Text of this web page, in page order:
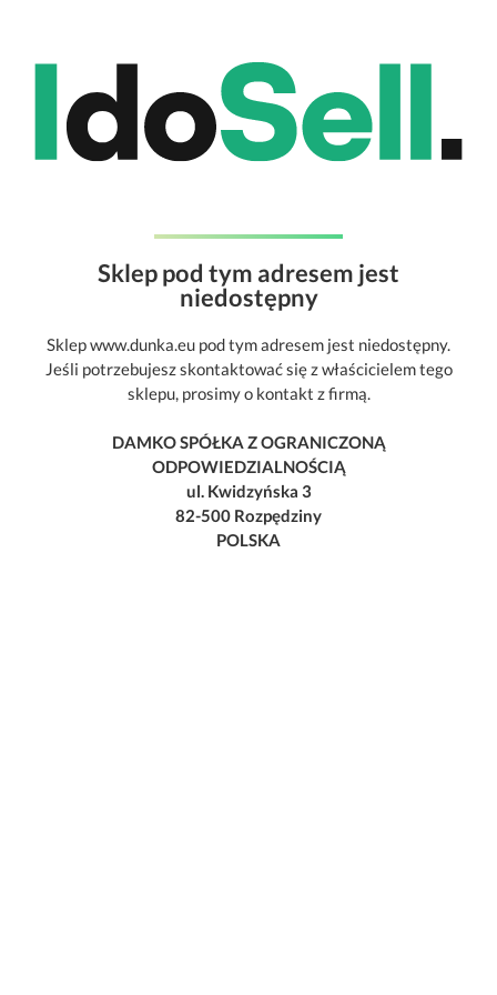
Sklep pod tym adresem jest
niedostępny
Sklep www.dunka.eu pod tym adresem jest niedostępny.
Jeśli potrzebujesz skontaktować się z właścicielem tego
sklepu, prosimy o kontakt z firmą.
DAMKO SPÓŁKA Z OGRANICZONĄ
ODPOWIEDZIALNOŚCIĄ
ul. Kwidzyńska 3
82-500 Rozpędziny
POLSKA